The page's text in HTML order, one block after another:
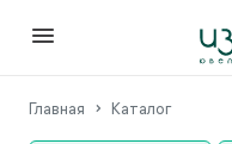
Главная Каталог